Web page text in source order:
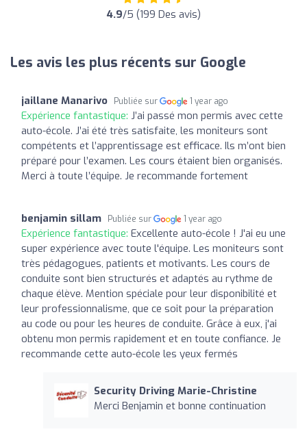
4.9/5 (199 Des avis)
Les avis les plus récents sur Google
jaillane Manarivo Publiée sur 1 year ago
Expérience fantastique: J’ai passé mon permis avec cette
auto-école. J’ai été très satisfaite, les moniteurs sont
compétents et l’apprentissage est efficace. Ils m’ont bien
préparé pour l’examen. Les cours étaient bien organisés.
Merci à toute l’équipe. Je recommande fortement
benjamin sillam Publiée sur 1 year ago
Expérience fantastique: Excellente auto-école ! J'ai eu une
super expérience avec toute l'équipe. Les moniteurs sont
très pédagogues, patients et motivants. Les cours de
conduite sont bien structurés et adaptés au rythme de
chaque élève. Mention spéciale pour leur disponibilité et
leur professionnalisme, que ce soit pour la préparation
au code ou pour les heures de conduite. Grâce à eux, j'ai
obtenu mon permis rapidement et en toute confiance. Je
recommande cette auto-école les yeux fermés
Security Driving Marie-Christine
Merci Benjamin et bonne continuation